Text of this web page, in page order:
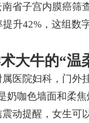
省子宫内膜癌筛
升42%，这组数
大牛的“温
医院妇科，门外
奶咖色墙面和柔
动提醒，女生可